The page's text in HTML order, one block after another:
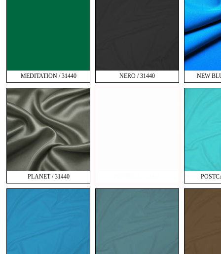
MEDITATION / 31440 NERO / 31440 NEW
PLANET / 31440